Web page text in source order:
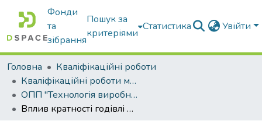
Фонди
та
зібрання
Пошук за
критеріями
Статистика Увійти
Головна
Кваліфікаційні роботи
Кваліфікаційні роботи магістрів
ОПП "Технологія виробництва і переробки продукції тваринництва"
Вплив кратності годівлі на продуктивність відгодівельного молодняку свиней